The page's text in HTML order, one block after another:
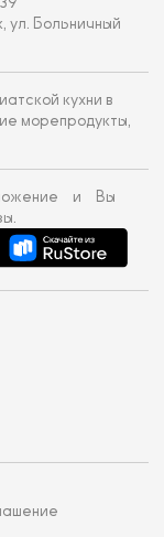
ул. Больничный
кухни в
морепродукты,
и Вы